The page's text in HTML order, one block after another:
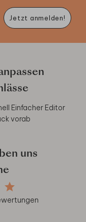
Jetzt anmelden!
Einfacher Editor
vorab
uns